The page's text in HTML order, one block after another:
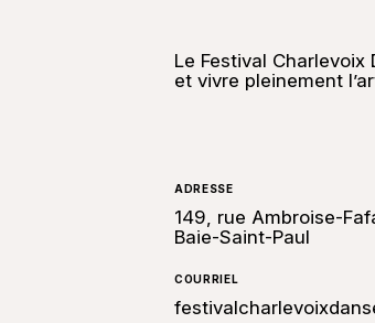
Le Festival
et vivre pleinement
ADRESSE
149, rue Ambroise-
Baie-Saint-Paul
COURRIEL